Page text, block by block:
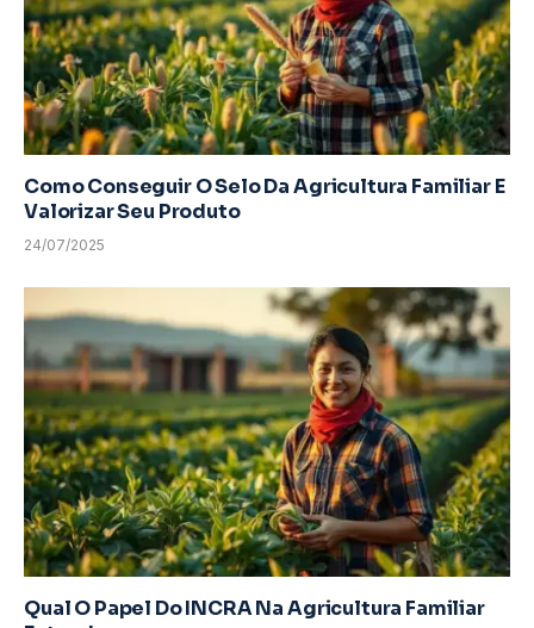
Como Conseguir O Selo Da Agricultura Familiar E
Valorizar Seu Produto
24/07/2025
Qual O Papel Do INCRA Na Agricultura Familiar